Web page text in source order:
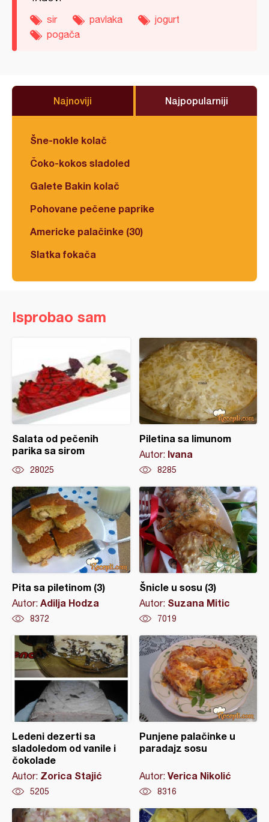
sir pavlaka
jogurt
pogača
Najnoviji Najpopularniji
Šne-nokle kolač
Čoko-kokos sladoled
Galete Bakin kolač
Pohovane pečene paprike
Americke palačinke (30)
Slatka fokača
Isprobao sam
Salata od pečenih
parika sa sirom
28025
Piletina sa limunom
Autor: Ivana
8285
Pita sa piletinom (3)
Autor: Adilja Hodza
8372
Šnicle u sosu (3)
Autor: Suzana Mitic
7019
Ledeni dezerti sa
sladoledom od vanile i
čokolade
Autor: Zorica Stajić
5205
Punjene palačinke u
paradajz sosu
Autor: Verica Nikolić
8316